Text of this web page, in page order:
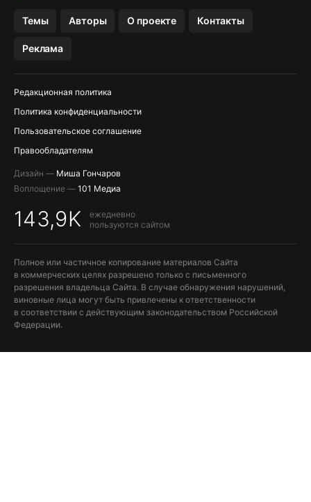
Темы Авторы О проекте Контакты
Реклама
Редакционная политика
Политика конфиденциальности
Пользовательское соглашение
Правообладателям
Дизайн — Миша Гончаров
Воплощение — 101 Медиа
143,9K
ежедневно
пользуются сайтом
Полное или частичное копирование материалов Сайта
в коммерческих целях разрешено только с письменного
разрешения владельца Сайта. В случае обнаружения нарушений,
виновные лица могут быть привлечены к ответственности
в соответствии с действующим законодательством Российской
Федерации.